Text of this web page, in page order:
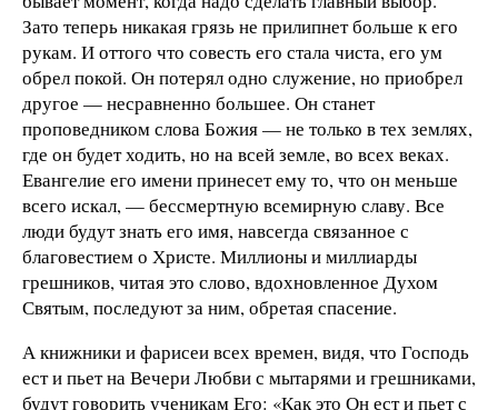
Зато теперь никакая грязь не прилипнет больше к его
рукам. И оттого что совесть его стала чиста, его ум
обрел покой. Он потерял одно служение, но приобрел
другое — несравненно большее. Он станет
проповедником слова Божия — не только в тех землях,
где он будет ходить, но на всей земле, во всех веках.
Евангелие его имени принесет ему то, что он меньше
всего искал, — бессмертную всемирную славу. Все
люди будут знать его имя, навсегда связанное с
благовестием о Христе. Миллионы и миллиарды
грешников, читая это слово, вдохновленное Духом
Святым, последуют за ним, обретая спасение.
А книжники и фарисеи всех времен, видя, что Господь
ест и пьет на Вечери Любви с мытарями и грешниками,
будут говорить ученикам Его: «Как это Он ест и пьет с